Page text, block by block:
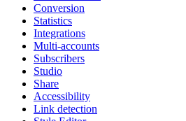
Conversion
Statistics
Integrations
Multi-accounts
Subscribers
Studio
Share
Accessibility
Link detection